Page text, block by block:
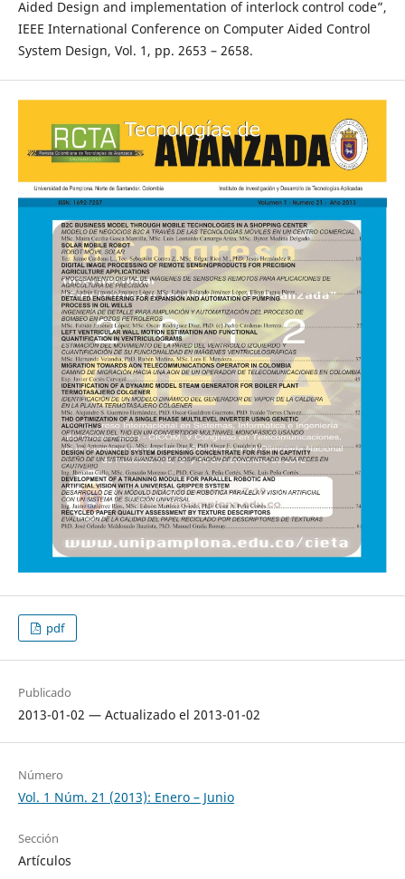
Aided Design and implementation of interlock control code”,
IEEE International Conference on Computer Aided Control
System Design, Vol. 1, pp. 2653 – 2658.
pdf
Publicado
2013-01-02 — Actualizado el 2013-01-02
Número
Vol. 1 Núm. 21 (2013): Enero – Junio
Sección
Artículos